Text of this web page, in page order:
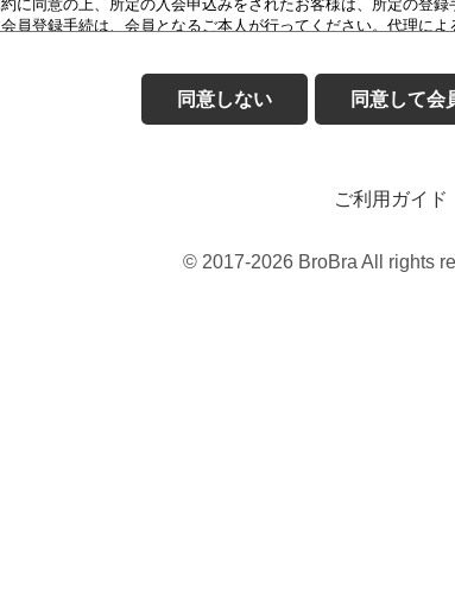
同意しない 同意して会
ご利用ガイド
© 2017-2026 BroBra All rights